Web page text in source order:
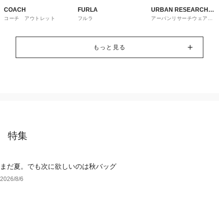
COACH
コーチ アウトレット
FURLA
フルラ
URBAN RESEARCH
ware house
アーバンリサーチウェアハ
もっと見る
特集
まだ夏。でも次に欲しいのは秋バッグ
2026/8/6